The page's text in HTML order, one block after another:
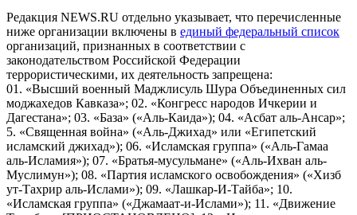
Редакция NEWS.RU отдельно указывает, что перечисленные
ниже организации включены в единый федеральный список
организаций, признанных в соответствии с
законодательством Российской Федерации
террористическими, их деятельность запрещена:
01. «Высший военный Маджлисуль Шура Объединенных сил
моджахедов Кавказа»; 02. «Конгресс народов Ичкерии и
Дагестана»; 03. «База» («Аль-Каида»); 04. «Асбат аль-Ансар»;
5. «Священная война» («Аль-Джихад» или «Египетский
исламский джихад»); 06. «Исламская группа» («Аль-Гамаа
аль-Исламия»); 07. «Братья-мусульмане» («Аль-Ихван аль-
Муслимун»); 08. «Партия исламского освобождения» («Хизб
ут-Тахрир аль-Ислами»); 09. «Лашкар-И-Тайба»; 10.
«Исламская группа» («Джамаат-и-Ислами»); 11. «Движение